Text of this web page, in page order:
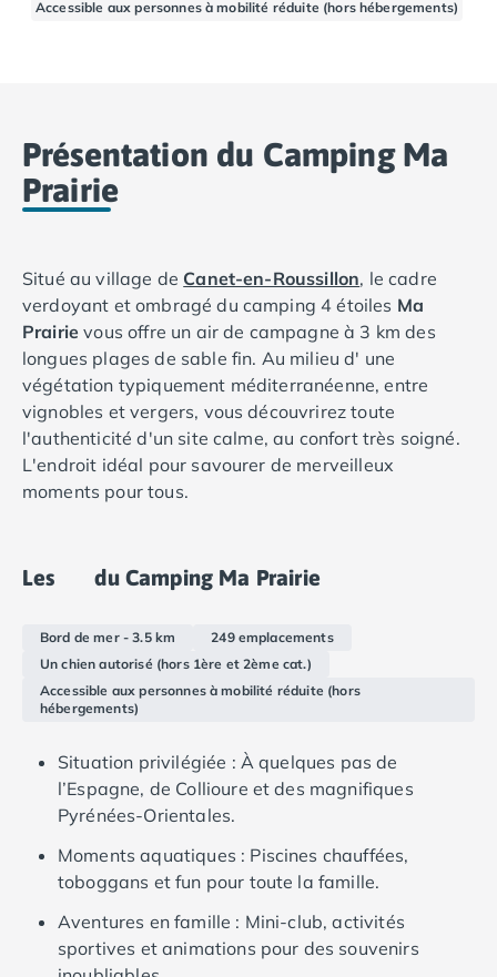
Camping Houlgate
Camping Ouistreham
Camping Manche
Camping Côtes d'Armor
Camping Erquy
Camping Saint-Cast-le-Guildo
Camping Finistère
Camping Benodet
Camping Brest
Camping Carantec
Camping Concarneau
Camping Douarnenez
Camping Quimper
Camping Ille-et-Vilaine
Camping Cancale
Camping Dinard
Camping Saint-Malo
Camping Auray
Camping Carnac
Camping La Trinité sur Mer
Camping Locmariaquer
Camping Penestin
Camping Sarzeau
Camping Vannes
Accessible aux personnes à mobilité réduite (hors hébergements)
Présentation du Camping Ma
Prairie
Situé au village de Canet-en-Roussillon, le cadre
verdoyant et ombragé du camping 4 étoiles Ma
Prairie vous offre un air de campagne à 3 km des
longues plages de sable fin. Au milieu d' une
végétation typiquement méditerranéenne, entre
vignobles et vergers, vous découvrirez toute
l'authenticité d'un site calme, au confort très soigné.
L'endroit idéal pour savourer de merveilleux
moments pour tous.
Les du Camping Ma Prairie
Bord de mer - 3.5 km
249 emplacements
Un chien autorisé (hors 1ère et 2ème cat.)
Accessible aux personnes à mobilité réduite (hors
hébergements)
Situation privilégiée : À quelques pas de
l’Espagne, de Collioure et des magnifiques
Pyrénées-Orientales.
Moments aquatiques : Piscines chauffées,
toboggans et fun pour toute la famille.
Aventures en famille : Mini-club, activités
sportives et animations pour des souvenirs